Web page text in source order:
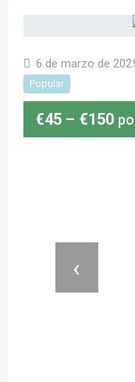
6 de marzo de
Popular
€45 – €150
‹